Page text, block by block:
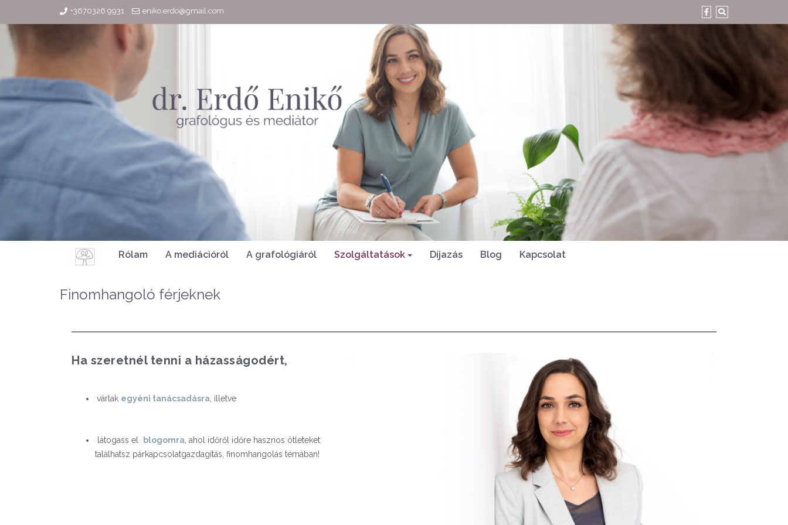
+3670326 9931 eniko.erdo@gmail.com
Rólam A mediációról A grafológiáról Szolgáltatások Díjazás Blog Kapcsolat
Finomhangoló férjeknek
Ha szeretnél tenni a házasságodért,
várlak egyéni tanácsadásra , illetve
látogass el blogomra , ahol időről időre hasznos ötleteket
találhatsz párkapcsolatgazdagítás, finomhangolás témában!